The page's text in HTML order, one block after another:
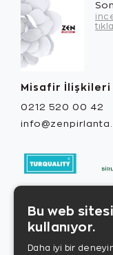
Misafir İlişkileri
0212 520 00 42
Bu web
kullanıyor.
Daha iyi bir